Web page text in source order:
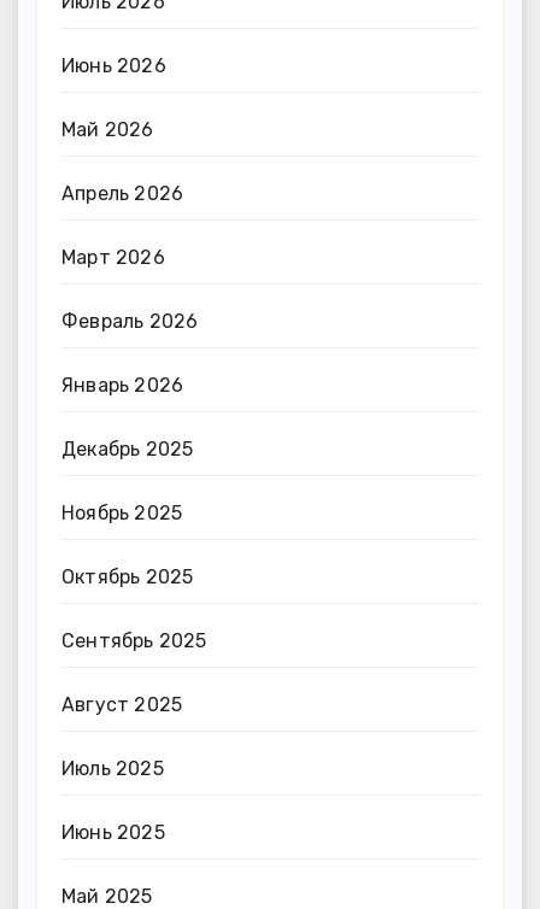
Июнь 2026
Май 2026
Апрель 2026
Март 2026
Февраль 2026
Январь 2026
Декабрь 2025
Ноябрь 2025
Октябрь 2025
Сентябрь 2025
Август 2025
Июль 2025
Июнь 2025
Май 2025